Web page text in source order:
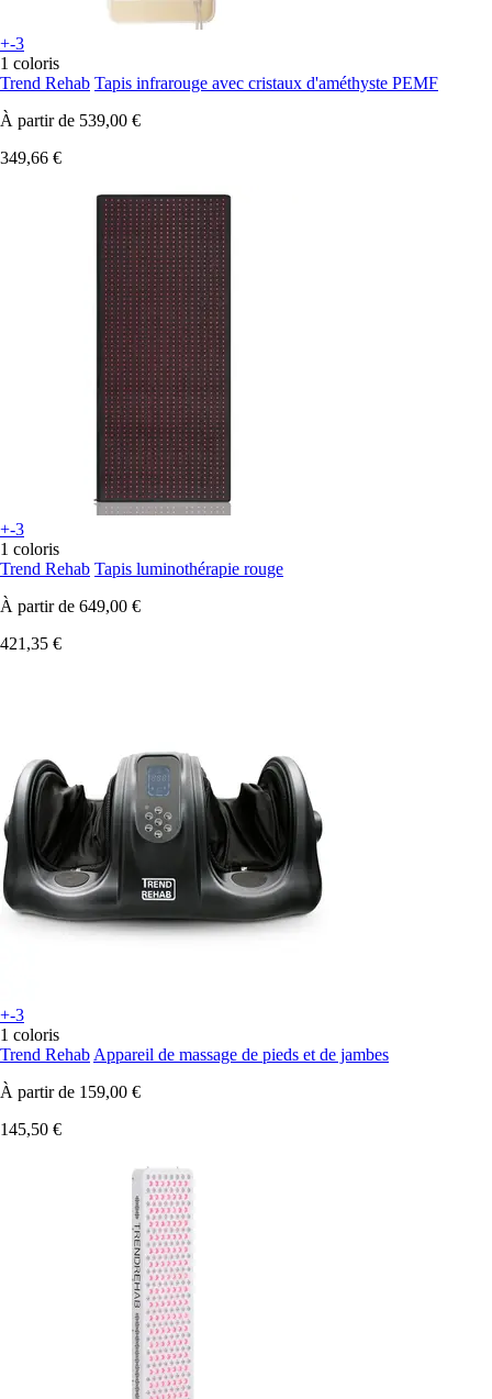
+-3
1 coloris
Trend Rehab Tapis infrarouge avec cristaux d'améthyste PEMF
À partir de 539,00 €
349,66 €
+-3
1 coloris
Trend Rehab Tapis luminothérapie rouge
À partir de 649,00 €
421,35 €
+-3
1 coloris
Trend Rehab Appareil de massage de pieds et de jambes
À partir de 159,00 €
145,50 €